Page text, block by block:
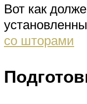
Вот как
со шторами